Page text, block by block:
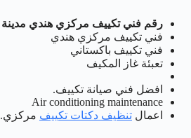
رقم فني تكييف مركزي هندي مدينة
فني تكييف مركزي هندي
فني تكييف باكستاني
تعبئة غاز المكيف
افضل فني صيانة تكييف.
Air conditioning maintenance
اعمال تنظيف دكتات تكييف مركزي.